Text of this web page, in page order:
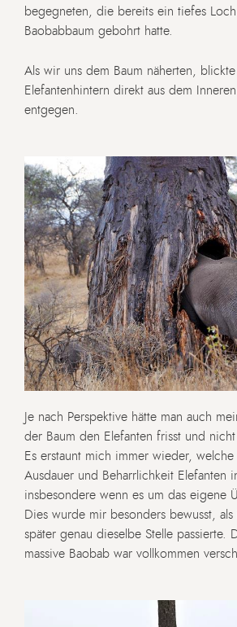
begegneten, die bereits ein tiefes
Baobabbaum gebohrt hatte.
Als wir uns dem Baum näherten,
Elefantenhintern direkt aus dem
entgegen.
Je nach Perspektive hätte man auch
der Baum den Elefanten frisst und
Es erstaunt mich immer wieder, welche
Ausdauer und Beharrlichkeit Elefanten
insbesondere wenn es um das eigene
Dies wurde mir besonders bewusst,
später genau dieselbe Stelle passierte.
massive Baobab war vollkommen